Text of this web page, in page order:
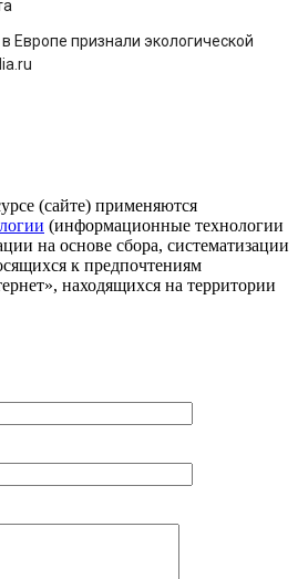
Европе признали экологической
(сайте) применяются
(информационные технологии
на основе сбора, систематизации
к предпочтениям
находящихся на территории